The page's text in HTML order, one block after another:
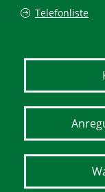
Telefonliste